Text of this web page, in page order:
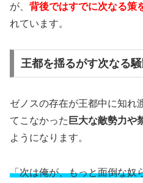
が、 背後ではすでに次なる策
れています。
王都を揺るがす次なる
ゼノスの存在が王都中に知れ
てこなかった 巨大な敵勢力や
ようになります。
「次は俺が、もっと面倒な奴